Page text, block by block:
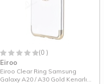
(0 )
Eiroo
Eiroo Clear Ring Samsung
Galaxy A20 / A30 Gold Kenarlı